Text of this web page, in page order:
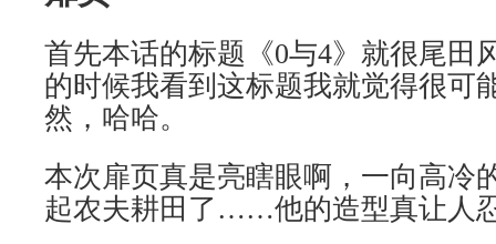
首先本话的标题《0与4》就很尾田
的时候我看到这标题我就觉得很可
然，哈哈。
本次扉页真是亮瞎眼啊，一向高冷
起农夫耕田了……他的造型真让人